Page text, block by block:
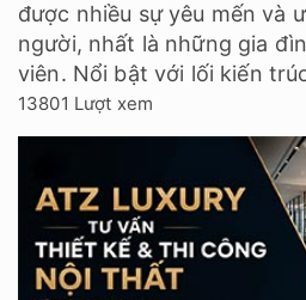
được nhiều sự yêu mến và
người, nhất là những gia
viên. Nổi bật với lối kiến
13801 Lượt xem